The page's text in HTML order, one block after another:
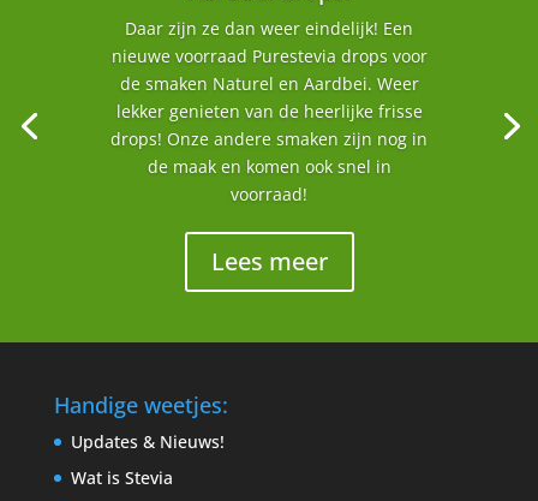
Daar zijn ze dan weer eindelijk! Een
nieuwe voorraad Purestevia drops voor
de smaken Naturel en Aardbei. Weer
lekker genieten van de heerlijke frisse
drops! Onze andere smaken zijn nog in
de maak en komen ook snel in
voorraad!
Lees meer
Handige weetjes:
Updates & Nieuws!
Wat is Stevia